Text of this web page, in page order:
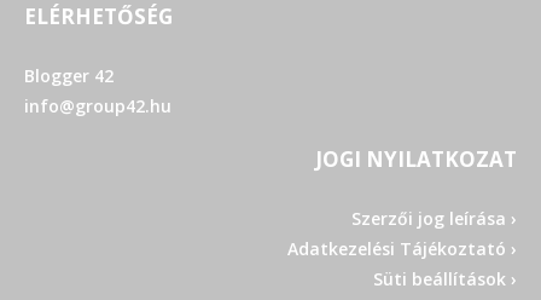
ELÉRHETŐSÉG
Blogger 42
info@group42.hu
JOGI NYILATKOZAT
Szerzői jog leírása ›
Adatkezelési Tájékoztató ›
Süti beállítások ›